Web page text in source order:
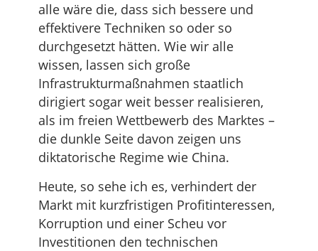
alle wäre die, dass sich bessere und
effektivere Techniken so oder so
durchgesetzt hätten. Wie wir alle
wissen, lassen sich große
Infrastrukturmaßnahmen staatlich
dirigiert sogar weit besser realisieren,
als im freien Wettbewerb des Marktes –
die dunkle Seite davon zeigen uns
diktatorische Regime wie China.
Heute, so sehe ich es, verhindert der
Markt mit kurzfristigen Profitinteressen,
Korruption und einer Scheu vor
Investitionen den technischen